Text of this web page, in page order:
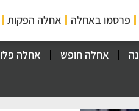
פרסמו באחלה אחלה הפקות
אחלה חופש אחלה